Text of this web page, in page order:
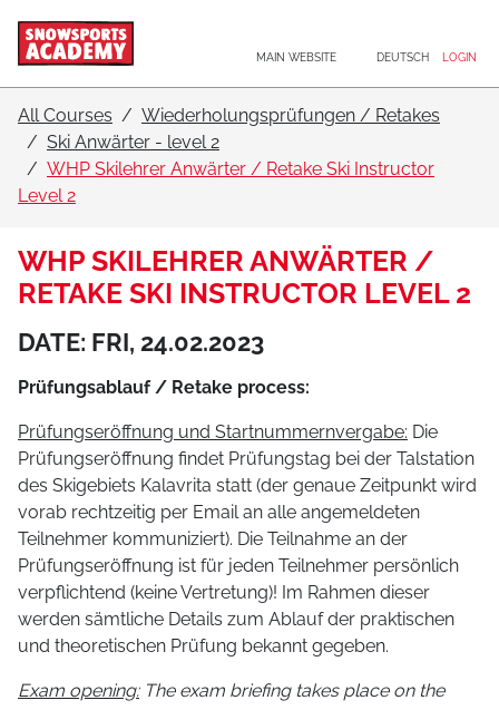
MAIN WEBSITE DEUTSCH LOGIN
All Courses
Wiederholungsprüfungen / Retakes
Ski Anwärter - level 2
WHP Skilehrer Anwärter / Retake Ski Instructor
Level 2
WHP SKILEHRER ANWÄRTER /
RETAKE SKI INSTRUCTOR LEVEL 2
DATE: FRI, 24.02.2023
Prüfungsablauf / Retake process:
Prüfungseröffnung und Startnummernvergabe: Die
Prüfungseröffnung findet Prüfungstag bei der Talstation
des Skigebiets Kalavrita statt (der genaue Zeitpunkt wird
vorab rechtzeitig per Email an alle angemeldeten
Teilnehmer kommuniziert). Die Teilnahme an der
Prüfungseröffnung ist für jeden Teilnehmer persönlich
verpflichtend (keine Vertretung)! Im Rahmen dieser
werden sämtliche Details zum Ablauf der praktischen
und theoretischen Prüfung bekannt gegeben.
Exam opening:The exam briefing takes place on the